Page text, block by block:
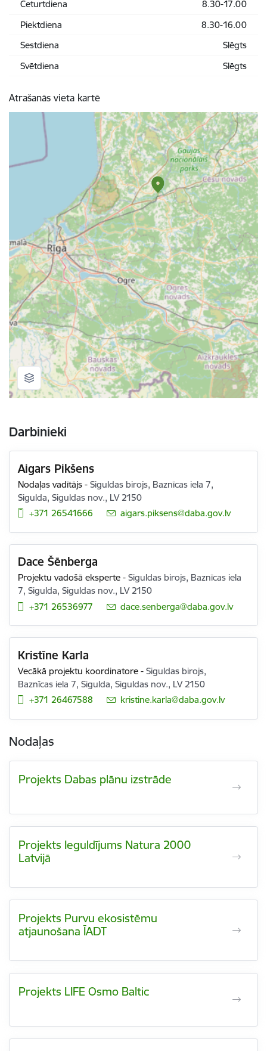
Ceturtdiena
8.30-17.00
Piektdiena
8.30-16.00
Sestdiena
Slēgts
Svētdiena
Slēgts
Atrašanās vieta kartē
Darbinieki
Aigars Pikšens
Nodaļas vadītājs -Siguldas birojs, Baznīcas iela 7,
Sigulda, Siguldas nov., LV 2150
+371 26541666
E-pasts:
aigars.piksens@daba.gov.lv
Dace Šēnberga
Projektu vadošā eksperte -Siguldas birojs, Baznīcas iela
7, Sigulda, Siguldas nov., LV 2150
+371 26536977
E-pasts:
dace.senberga@daba.gov.lv
Kristīne Karla
Vecākā projektu koordinatore -Siguldas birojs,
Baznīcas iela 7, Sigulda, Siguldas nov., LV 2150
+371 26467588
E-pasts:
kristine.karla@daba.gov.lv
Nodaļas
Projekts Dabas plānu izstrāde
Projekts Ieguldījums Natura 2000
Latvijā
Projekts Purvu ekosistēmu
atjaunošana ĪADT
Projekts LIFE Osmo Baltic